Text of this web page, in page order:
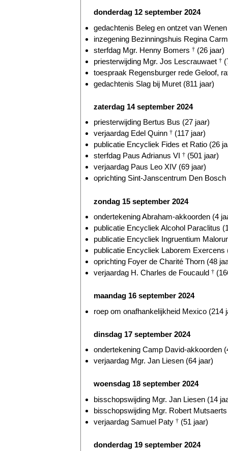
donderdag 12 september 2024
gedachtenis Beleg en ontzet van
inzegening Bezinningshuis Regina
sterfdag Mgr. Henny Bomers † (26 jaar)
priesterwijding Mgr. Jos Lescrauwaet †
toespraak Regensburger rede Geloof,
gedachtenis Slag bij Muret (811 jaar)
zaterdag 14 september 2024
priesterwijding Bertus Bus (27 jaar)
verjaardag Edel Quinn † (117 jaar)
publicatie Encycliek Fides et Ratio (26
sterfdag Paus Adrianus VI † (501 jaar)
verjaardag Paus Leo XIV (69 jaar)
oprichting Sint-Janscentrum Den Bosch
zondag 15 september 2024
ondertekening Abraham-akkoorden (4
publicatie Encycliek Alcohol Paraclitus
publicatie Encycliek Ingruentium
publicatie Encycliek Laborem Exercens
oprichting Foyer de Charité Thorn (48
verjaardag H. Charles de Foucauld †
maandag 16 september 2024
roep om onafhankelijkheid Mexico (214
dinsdag 17 september 2024
ondertekening Camp David-akkoorden
verjaardag Mgr. Jan Liesen (64 jaar)
woensdag 18 september 2024
bisschopswijding Mgr. Jan Liesen (14
bisschopswijding Mgr. Robert
verjaardag Samuel Paty † (51 jaar)
donderdag 19 september 2024